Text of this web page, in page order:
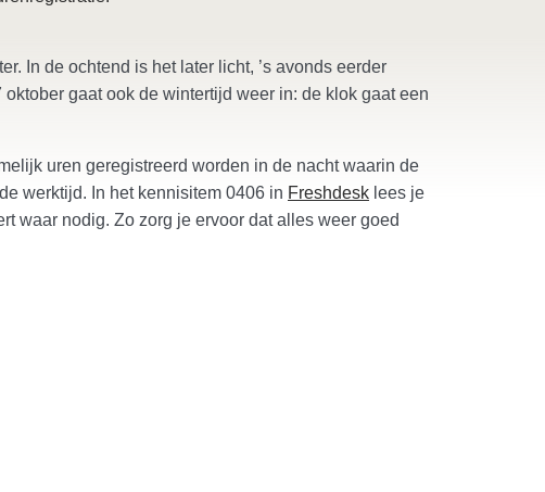
In de ochtend is het later licht, ’s avonds eerder
gaat ook de wintertijd weer in: de klok gaat een
uren geregistreerd worden in de nacht waarin de
werktijd. In het kennisitem 0406 in Freshdesk lees je
waar nodig. Zo zorg je ervoor dat alles weer goed